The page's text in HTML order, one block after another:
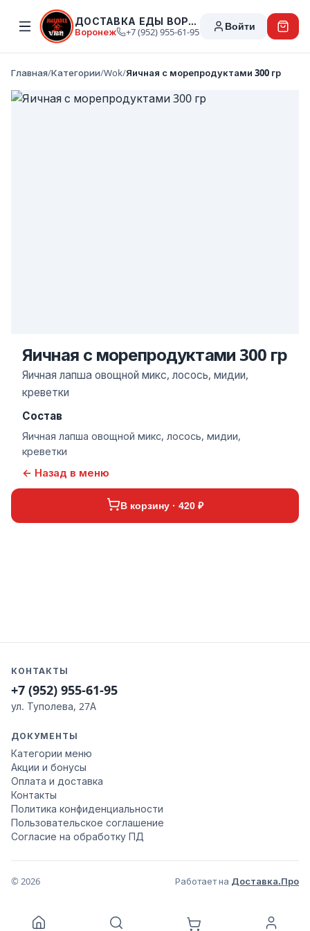
ДОСТАВКА ЕДЫ ВОРОНЕЖ
Воронеж +7 (952) 955-61-95 Войти
Главная/Категории/Wok/Яичная с морепродуктами 300 гр
Яичная с морепродуктами 300 гр
Яичная лапша овощной микс, лосось, мидии,
креветки
Состав
Яичная лапша овощной микс, лосось, мидии,
креветки
← Назад в меню
В корзину · 420 ₽
КОНТАКТЫ
+7 (952) 955-61-95
ул. Туполева, 27А
ДОКУМЕНТЫ
Категории меню
Акции и бонусы
Оплата и доставка
Контакты
Политика конфиденциальности
Пользовательское соглашение
Согласие на обработку ПД
© 2026 Работает на Доставка.Про